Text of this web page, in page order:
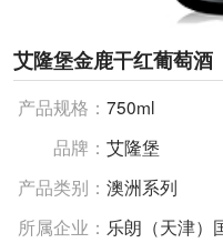
艾隆堡金鹿干红葡萄酒
产品规格： 750ml
品牌： 艾隆堡
产品类别： 澳洲系列
所属企业： 乐朗（天津）